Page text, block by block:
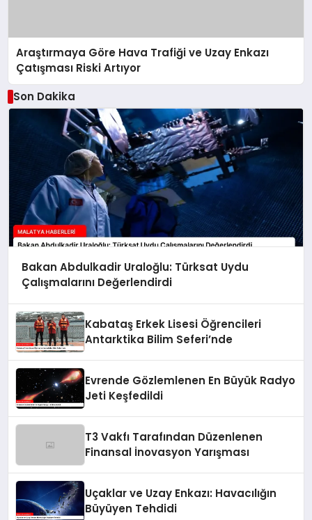
Araştırmaya Göre Hava Trafiği ve Uzay Enkazı
Çatışması Riski Artıyor
Son Dakika
Bakan Abdulkadir Uraloğlu: Türksat Uydu
Çalışmalarını Değerlendirdi
Kabataş Erkek Lisesi Öğrencileri
Antarktika Bilim Seferi’nde
Evrende Gözlemlenen En Büyük Radyo
Jeti Keşfedildi
T3 Vakfı Tarafından Düzenlenen
Finansal İnovasyon Yarışması
Uçaklar ve Uzay Enkazı: Havacılığın
Büyüyen Tehdidi